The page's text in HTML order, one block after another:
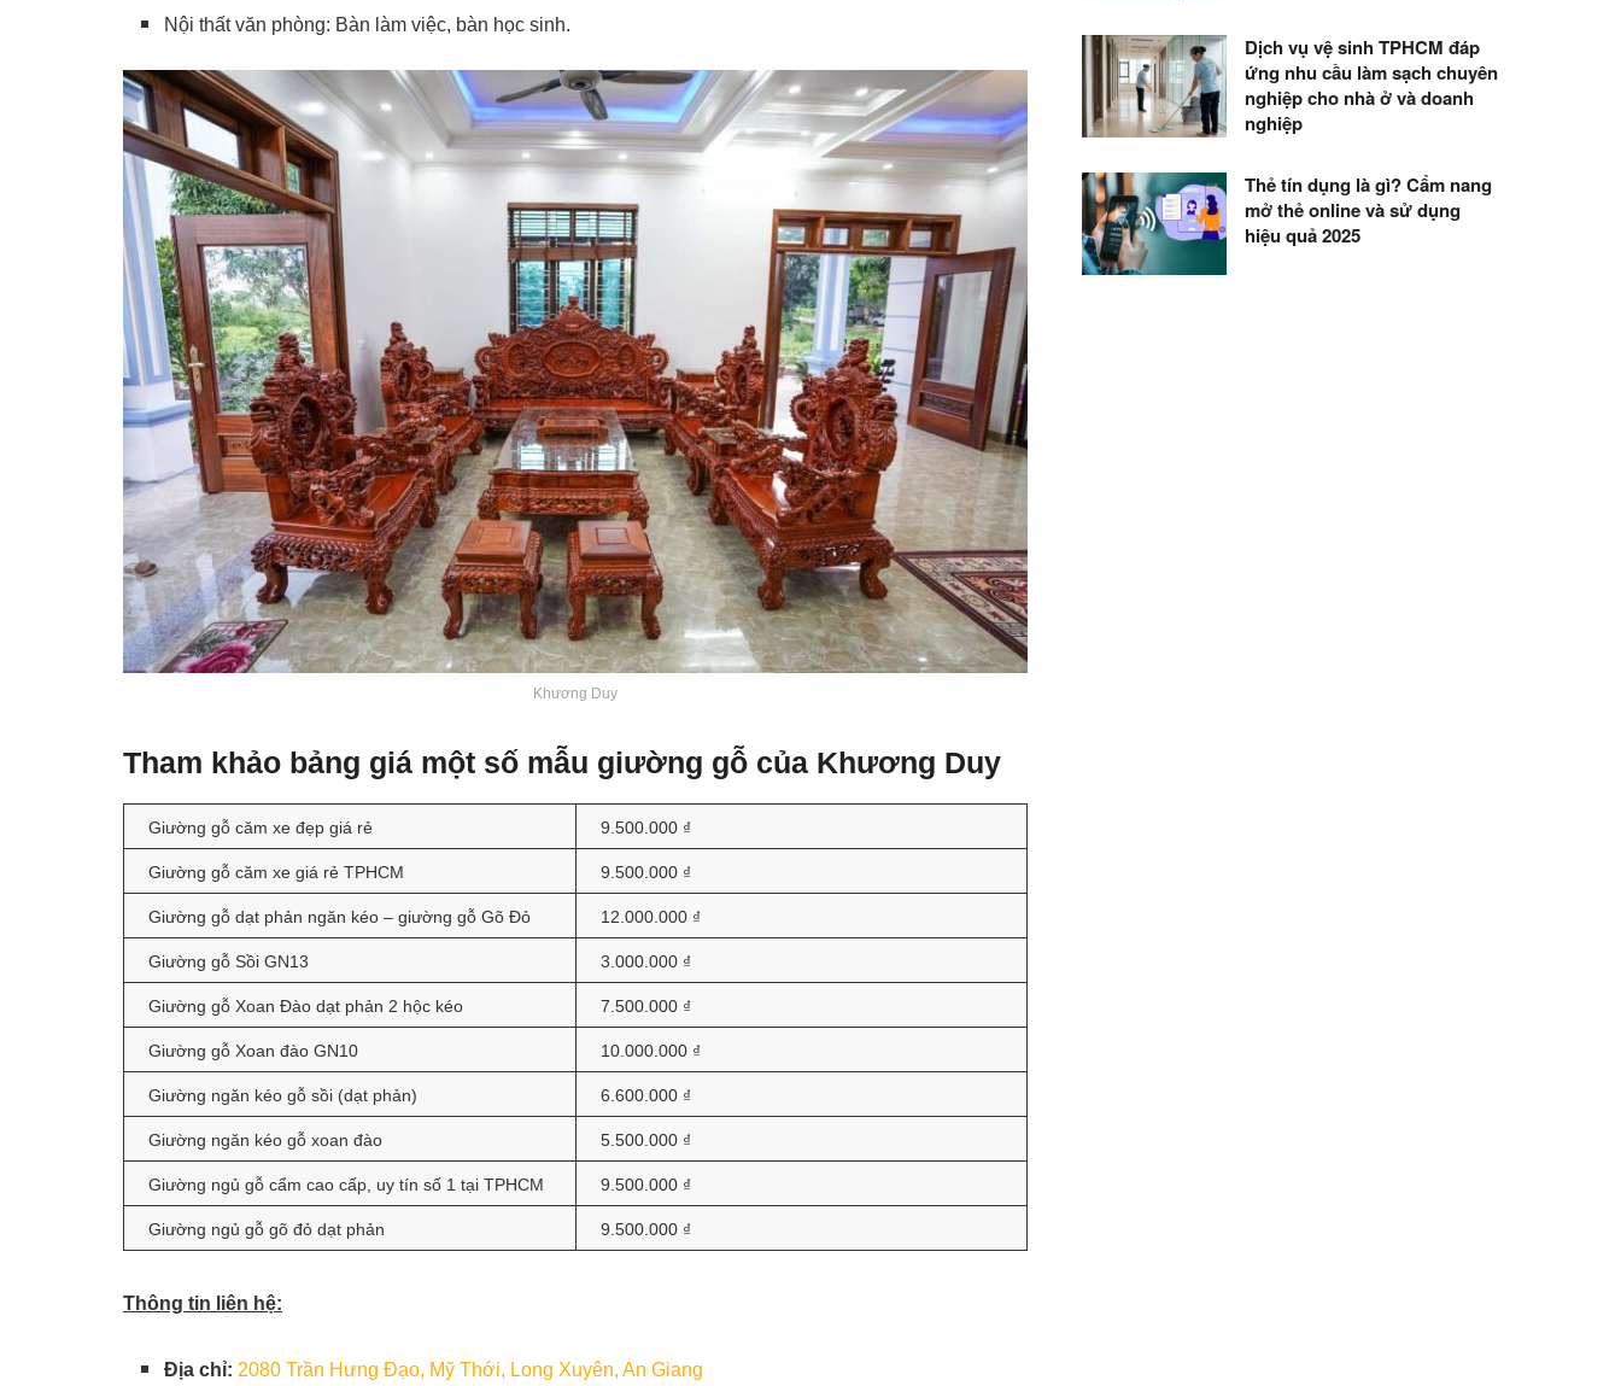
Nội thất văn phòng: Bàn làm việc, bàn học sinh.
Khương Duy
Tham khảo bảng giá một số mẫu giường gỗ của Khương Duy
Giường gỗ căm xe đẹp giá rẻ 9.500.000 ₫
Giường gỗ căm xe giá rẻ TPHCM 9.500.000 ₫
Giường gỗ dạt phản ngăn kéo – giường gỗ Gõ Đỏ 12.000.000 ₫
Giường gỗ Sồi GN13 3.000.000 ₫
Giường gỗ Xoan Đào dạt phản 2 hộc kéo 7.500.000 ₫
Giường gỗ Xoan đào GN10 10.000.000 ₫
Giường ngăn kéo gỗ sồi (dạt phản) 6.600.000 ₫
Giường ngăn kéo gỗ xoan đào 5.500.000 ₫
Giường ngủ gỗ cẩm cao cấp, uy tín số 1 tại TPHCM 9.500.000 ₫
Giường ngủ gỗ gõ đỏ dạt phản 9.500.000 ₫
Thông tin liên hệ:
Địa chỉ: 2080 Trần Hưng Đạo, Mỹ Thới, Long Xuyên, An Giang
Dịch vụ vệ sinh TPHCM đáp
ứng nhu cầu làm sạch chuyên
nghiệp cho nhà ở và doanh
nghiệp
Thẻ tín dụng là gì? Cẩm nang
mở thẻ online và sử dụng
hiệu quả 2025